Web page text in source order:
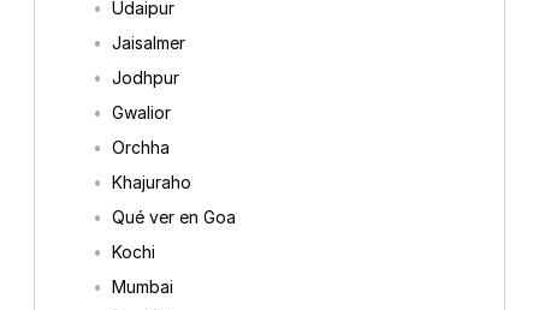
Udaipur
Jaisalmer
Jodhpur
Gwalior
Orchha
Khajuraho
Qué ver en Goa
Kochi
Mumbai